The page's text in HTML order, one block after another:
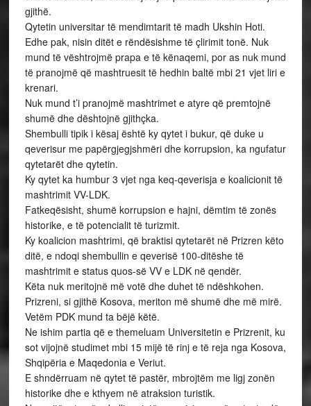
gjithë.
Qytetin universitar të mendimtarit të madh Ukshin Hoti.
Edhe pak, nisin ditët e rëndësishme të çlirimit tonë. Nuk
mund të vështrojmë prapa e të kënaqemi, por as nuk mund
të pranojmë që mashtruesit të hedhin baltë mbi 21 vjet liri e
krenari.
Nuk mund t’i pranojmë mashtrimet e atyre që premtojnë
shumë dhe dështojnë gjithçka.
Shembulli tipik i kësaj është ky qytet i bukur, që duke u
qeverisur me papërgjegjshmëri dhe korrupsion, ka ngufatur
qytetarët dhe qytetin.
Ky qytet ka humbur 3 vjet nga keq-qeverisja e koalicionit të
mashtrimit VV-LDK.
Fatkeqësisht, shumë korrupsion e hajni, dëmtim të zonës
historike, e të potencialit të turizmit.
Ky koalicion mashtrimi, që braktisi qytetarët në Prizren këto
ditë, e ndoqi shembullin e qeverisë 100-ditëshe të
mashtrimit e status quos-së VV e LDK në qendër.
Këta nuk meritojnë më votë dhe duhet të ndëshkohen.
Prizreni, si gjithë Kosova, meriton më shumë dhe më mirë.
Vetëm PDK mund ta bëjë këtë.
Ne ishim partia që e themeluam Universitetin e Prizrenit, ku
sot vijojnë studimet mbi 15 mijë të rinj e të reja nga Kosova,
Shqipëria e Maqedonia e Veriut.
E shndërruam në qytet të pastër, mbrojtëm me ligj zonën
historike dhe e kthyem në atraksion turistik.